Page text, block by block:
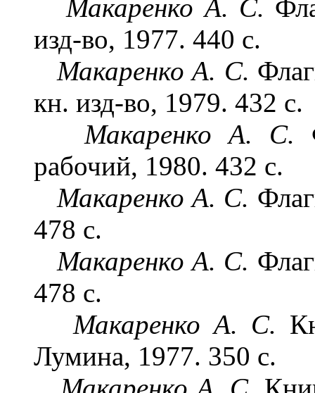
Макаренко А. С.
изд-во, 1977. 440 с.
Макаренко А. С.
кн. изд-во, 1979. 432 с.
Макаренко А. С.
рабочий, 1980. 432 с.
Макаренко А. С.
478 с.
Макаренко А. С.
478 с.
Макаренко А. С.
Лумина, 1977. 350 с.